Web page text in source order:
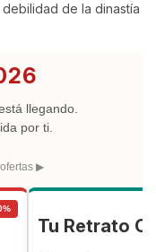
de la dinastía
llegando.
por ti.
▶
Tu Retrato